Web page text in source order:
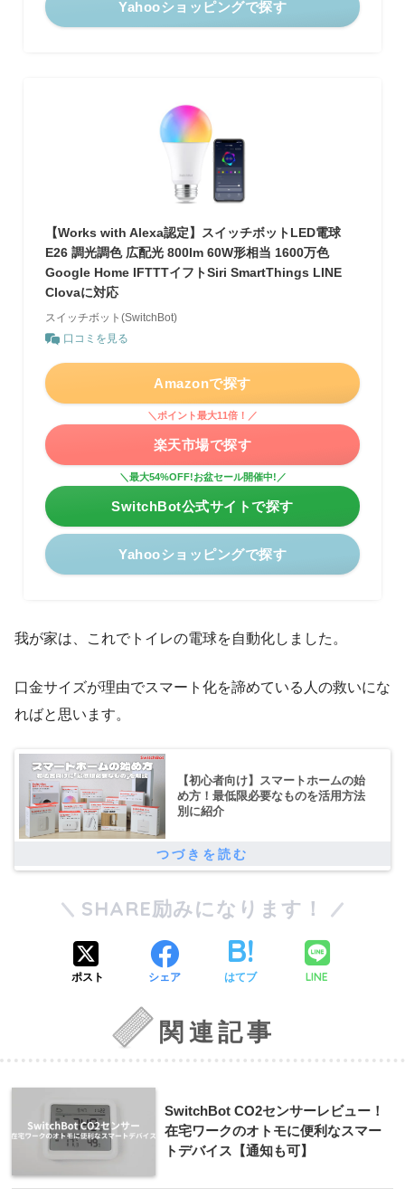
Yahooショッピングで探す
【Works with Alexa認定】スイッチボットLED電球
E26 調光調色 広配光 800lm 60W形相当 1600万色
Google Home IFTTTイフトSiri SmartThings LINE
Clovaに対応
スイッチボット(SwitchBot)
口コミを見る
Amazonで探す
＼ポイント最大11倍！／
楽天市場で探す
Yahooショッピングで探す
＼最大54%OFF!お盆セール開催中!／
SwitchBot公式サイトで探す
我が家は、これでトイレの電球を自動化しました。
口金サイズが理由でスマート化を諦めている人の救いにな
ればと思います。
【初心者向け】スマートホームの始
め方！最低限必要なものを活用方法
別に紹介
SHARE励みになります！
ポスト シェア はてブ LINE
関連記事
SwitchBot CO2センサーレビュー！
在宅ワークのオトモに便利なスマー
トデバイス【通知も可】